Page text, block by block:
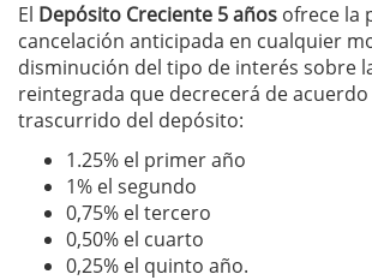
El Depósito Creciente 5 años ofrece la
cancelación anticipada en cualquier
disminución del tipo de interés sobre
reintegrada que decrecerá de
trascurrido del depósito:
1.25% el primer año
1% el segundo
0,75% el tercero
0,50% el cuarto
0,25% el quinto año.